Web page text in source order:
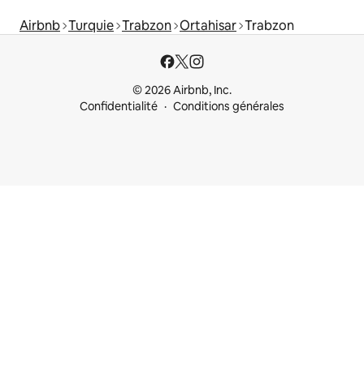
Airbnb Turquie Trabzon Ortahisar Trabzon
© 2026 Airbnb, Inc.
Confidentialité
Conditions générales